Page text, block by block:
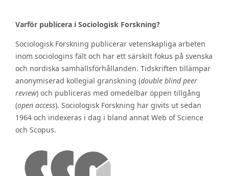
Varför publicera i Sociologisk Forskning?
Sociologisk Forskning publicerar vetenskapliga arbeten
inom sociologins fält och har ett särskilt fokus på svenska
och nordiska samhällsförhållanden. Tidskriften tillämpar
anonymiserad kollegial granskning (double blind peer
review) och publiceras med omedelbar öppen tillgång
(open access). Sociologisk Forskning har givits ut sedan
1964 och indexeras i dag i bland annat Web of Science
och Scopus.